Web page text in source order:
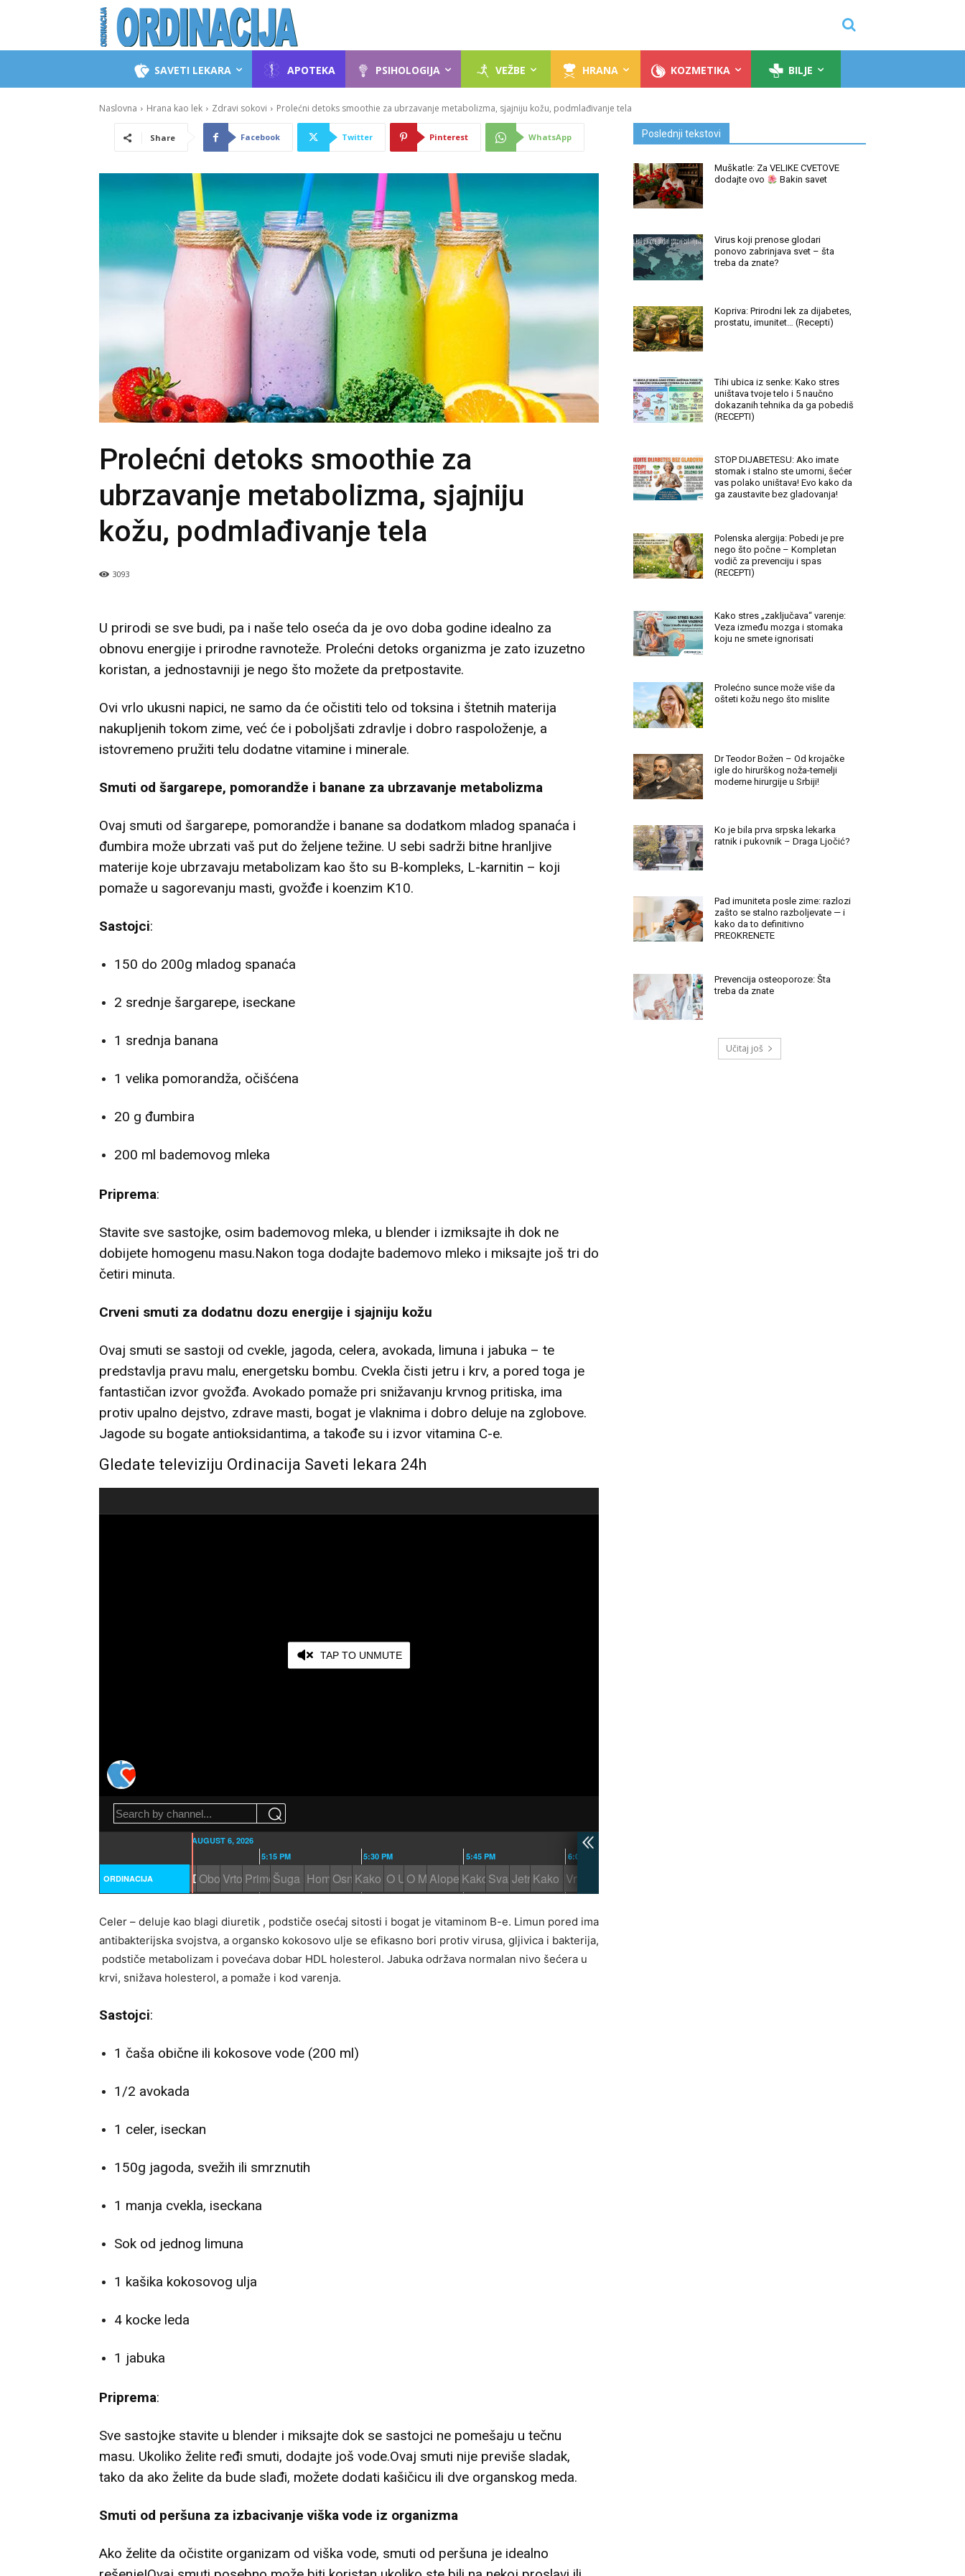
SAVETI LEKARA APOTEKA PSIHOLOGIJA VEŽBE HRANA KOZMETIKA BILJE
Naslovna Hrana kao lek Zdravi sokovi Prolećni detoks smoothie za ubrzavanje metabolizma, sjajniju kožu, podmlađivanje tela
Share Facebook Twitter Pinterest WhatsApp
Prolećni detoks smoothie za
ubrzavanje metabolizma, sjajniju
kožu, podmlađivanje tela
3093
U prirodi se sve budi, pa i naše telo oseća da je ovo doba godine idealno za
obnovu energije i prirodne ravnoteže. Prolećni detoks organizma je zato izuzetno
koristan, a jednostavniji je nego što možete da pretpostavite.
Ovi vrlo ukusni napici, ne samo da će očistiti telo od toksina i štetnih materija
nakupljenih tokom zime, već će i poboljšati zdravlje i dobro raspoloženje, a
istovremeno pružiti telu dodatne vitamine i minerale.
Smuti od šargarepe, pomorandže i banane za ubrzavanje metabolizma
Ovaj smuti od šargarepe, pomorandže i banane sa dodatkom mladog spanaća i
đumbira može ubrzati vaš put do željene težine. U sebi sadrži bitne hranljive
materije koje ubrzavaju metabolizam kao što su B-kompleks, L-karnitin – koji
pomaže u sagorevanju masti, gvožđe i koenzim K10.
Sastojci:
150 do 200g mladog spanaća
2 srednje šargarepe, iseckane
1 srednja banana
1 velika pomorandža, očišćena
20 g đumbira
200 ml bademovog mleka
Priprema:
Stavite sve sastojke, osim bademovog mleka, u blender i izmiksajte ih dok ne
dobijete homogenu masu.Nakon toga dodajte bademovo mleko i miksajte još tri do
četiri minuta.
Crveni smuti za dodatnu dozu energije i sjajniju kožu
Ovaj smuti se sastoji od cvekle, jagoda, celera, avokada, limuna i jabuka – te
predstavlja pravu malu, energetsku bombu. Cvekla čisti jetru i krv, a pored toga je
fantastičan izvor gvožđa. Avokado pomaže pri snižavanju krvnog pritiska, ima
protiv upalno dejstvo, zdrave masti, bogat je vlaknima i dobro deluje na zglobove.
Jagode su bogate antioksidantima, a takođe su i izvor vitamina C-e.
Gledate televiziju Ordinacija Saveti lekara 24h
Celer – deluje kao blagi diuretik , podstiče osećaj sitosti i bogat je vitaminom B-e. Limun pored ima
antibakterijska svojstva, a organsko kokosovo ulje se efikasno bori protiv virusa, gljivica i bakterija,
podstiče metabolizam i povećava dobar HDL holesterol. Jabuka održava normalan nivo šećera u
krvi, snižava holesterol, a pomaže i kod varenja.
Sastojci:
1 čaša obične ili kokosove vode (200 ml)
1/2 avokada
1 celer, iseckan
150g jagoda, svežih ili smrznutih
1 manja cvekla, iseckana
Sok od jednog limuna
1 kašika kokosovog ulja
4 kocke leda
1 jabuka
Priprema:
Sve sastojke stavite u blender i miksajte dok se sastojci ne pomešaju u tečnu
masu. Ukoliko želite ređi smuti, dodajte još vode.Ovaj smuti nije previše sladak,
tako da ako želite da bude slađi, možete dodati kašičicu ili dve organskog meda.
Smuti od peršuna za izbacivanje viška vode iz organizma
Ako želite da očistite organizam od viška vode, smuti od peršuna je idealno
Poslednji tekstovi
Muškatle: Za VELIKE CVETOVE
dodajte ovo
Bakin savet
Virus koji prenose glodari
ponovo zabrinjava svet – šta
treba da znate?
Kopriva: Prirodni lek za dijabetes,
prostatu, imunitet… (Recepti)
Tihi ubica iz senke: Kako stres
uništava tvoje telo i 5 naučno
dokazanih tehnika da ga pobediš
(RECEPTI)
STOP DIJABETESU: Ako imate
stomak i stalno ste umorni, šećer
vas polako uništava! Evo kako da
ga zaustavite bez gladovanja!
Polenska alergija: Pobedi je pre
nego što počne – Kompletan
vodič za prevenciju i spas
(RECEPTI)
Kako stres „zaključava“ varenje:
Veza između mozga i stomaka
koju ne smete ignorisati
Prolećno sunce može više da
ošteti kožu nego što mislite
Dr Teodor Božen – Od krojačke
igle do hirurškog noža-temelji
moderne hirurgije u Srbiji!
Ko je bila prva srpska lekarka
ratnik i pukovnik – Draga Ljočić?
Pad imuniteta posle zime: razlozi
zašto se stalno razboljevate — i
kako da to definitivno
PREOKRENETE
Prevencija osteoporoze: Šta
treba da znate
Učitaj još